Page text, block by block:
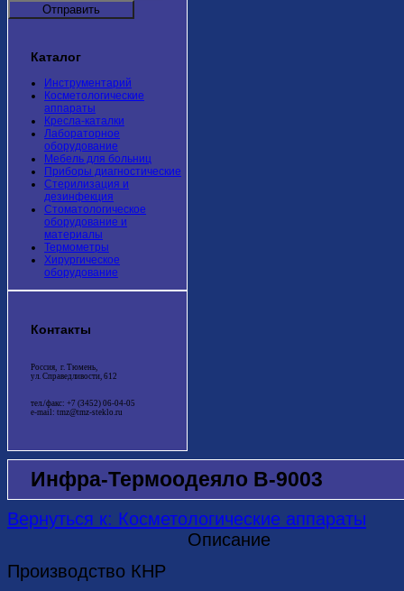
Каталог
Инструментарий
Косметологические
аппараты
Кресла-каталки
Лабораторное
оборудование
Мебель для больниц
Приборы диагностические
Стерилизация и
дезинфекция
Стоматологическое
оборудование и
материалы
Термометры
Хирургическое
оборудование
Контакты
Россия, г. Тюмень,
ул. Справедливости, 612
тел./факс: +7 (3452) 06-04-05
e-mail: tmz@tmz-steklo.ru
Инфра-Термоодеяло B-9003
Вернуться к: Косметологические аппараты
Описание
Производство КНР